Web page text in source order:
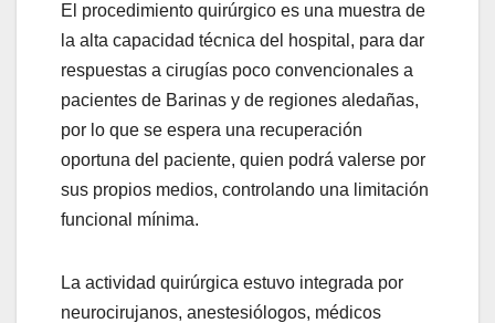
El procedimiento quirúrgico es una muestra de
la alta capacidad técnica del hospital, para dar
respuestas a cirugías poco convencionales a
pacientes de Barinas y de regiones aledañas,
por lo que se espera una recuperación
oportuna del paciente, quien podrá valerse por
sus propios medios, controlando una limitación
funcional mínima.
La actividad quirúrgica estuvo integrada por
neurocirujanos, anestesiólogos, médicos